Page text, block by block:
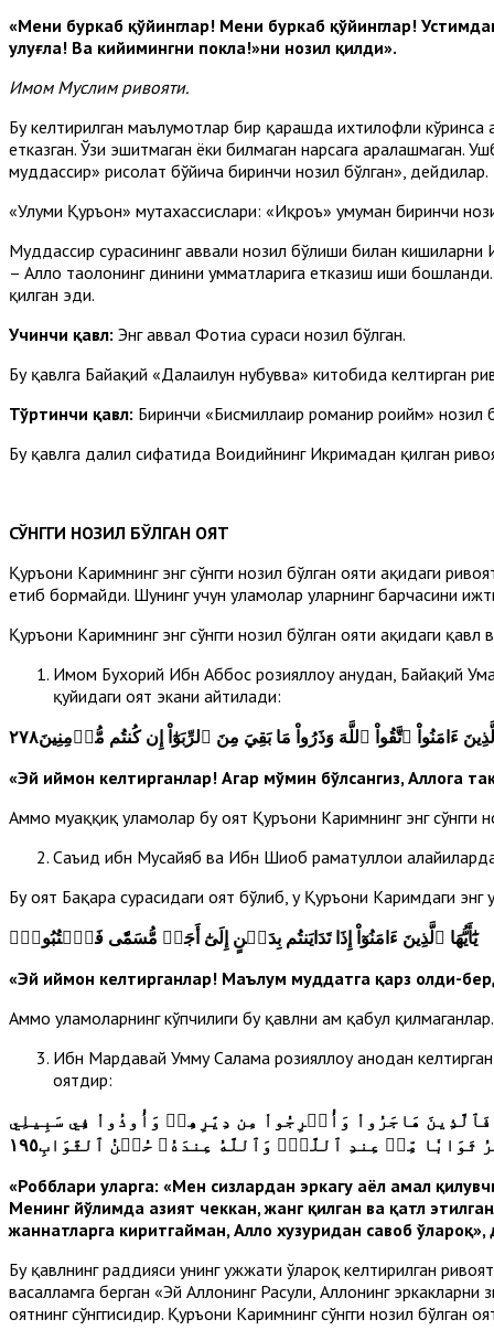
«Мени буркаб қўйинглар! Мени буркаб қўйинглар!
улуғла! Ва кийимингни покла!»ни нозил қилди».
Имом Муслим ривояти.
Бу келтирилган маълумотлар бир қарашда ихтилофли кўринса
етказган. Ўзи эшитмаган ёки билмаган нарсага аралашмаган.
муддассир» рисолат бўйича биринчи нозил бўлган», дейдилар.
«Улуми Қуръон» мутахассислари: «Иқроъ» умуман биринчи
Муддассир сурасининг аввали нозил бўлиши билан
– Аллоҳ таолонинг динини умматларига етказиш иши
қилган эди.
Учинчи қавл: Энг аввал Фотиҳа сураси нозил бўлган.
Бу қавлга Байҳақий «Далаилун нубувва» китобида келтирган
Тўртинчи қавл: Биринчи «Бисмиллаҳир роҳманир роҳийм» нозил
Бу қавлга далил сифатида Воҳидийнинг Икримадан қил­ган
СЎНГГИ НОЗИЛ БЎЛГАН ОЯТ
Қуръони Каримнинг энг сўнгги нозил бўлган ояти ҳақидаги
етиб бормайди. Шунинг учун уламолар уларнинг барчасини
Қуръони Каримнинг энг сўнгги нозил бўлган ояти ҳақи­даги
Имом Бухорий Ибн Аббос розияллоҳу анҳудан, Байҳақий
қуйидаги оят экани айтилади:
ءَامَنُواْ ٱتَّقُواْ ٱللَّهَ وَذَرُواْ مَا بَقِيَ مِنَ ٱلرِّبَوٰٓاْ إِن كُنتُم مُّؤۡمِنِينَ٢٧٨
«Эй иймон келтирганлар! Агар мўмин бўлсангиз, Аллоҳга
Аммо муҳаққиқ уламолар бу оят Қуръони Каримнинг энг сўнгги
Саъид ибн Мусайяб ва Ибн Шиҳоб раҳматуллоҳи
Бу оят Бақара сурасидаги оят бўлиб, у Қуръони Каримдаги
يَٰٓأَيُّهَا ٱلَّذِينَ ءَامَنُوٓاْ إِذَا تَدَايَنتُم بِدَيۡنٍ إِلَىٰٓ أَجَلٖ مُّسَمّٗى فَٱكۡتُبُوهُۚ
«Эй иймон келтирганлар! Маълум муддатга қарз олди-
Аммо уламоларнинг кўпчилиги бу қавлни ҳам қабул қилмаганлар.
Ибн Мардавайҳ Умму Салама розияллоҳу анҳодан
оятдир:
هَاجَرُواْ وَأُخۡرِجُواْ مِن دِيَٰرِهِمۡ وَأُوذُواْ فِي سَبِيلِي
مِّنۡ عِندِ ٱللَّهِۚ وَٱللَّهُ عِندَهُۥ حُسۡنُ ٱلثَّوَابِ١٩٥
«Робблари уларга: «Мен сизлардан эркагу аёл амал
Менинг йўлимда азият чеккан, жанг қилган ва қатл
жаннатларга киритгайман, Аллоҳ хузуридан савоб
Бу қавлнинг раддияси унинг ҳужжати ўлароқ келтирилган
васалламга берган «Эй Аллоҳнинг Расули, Аллоҳнинг
оятнинг сўнггисидир. Қуръони Каримнинг сўнгги нозил бўлган